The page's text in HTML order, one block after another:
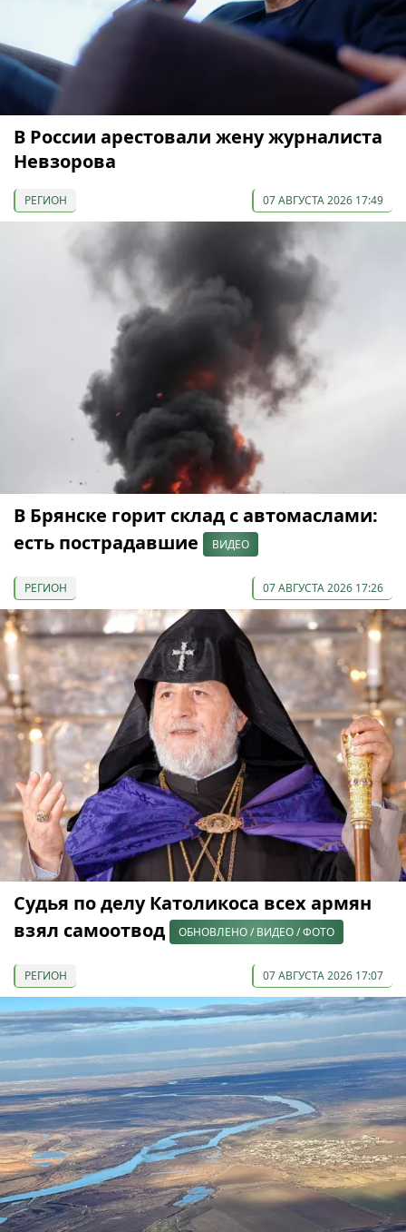
В России арестовали жену журналиста
Невзорова
РЕГИОН 07 АВГУСТА 2026 17:49
В Брянске горит склад с автомаслами:
есть пострадавшие
ВИДЕО
РЕГИОН 07 АВГУСТА 2026 17:26
Судья по делу Католикоса всех армян
взял самоотвод
ОБНОВЛЕНО / ВИДЕО / ФОТО
РЕГИОН 07 АВГУСТА 2026 17:07